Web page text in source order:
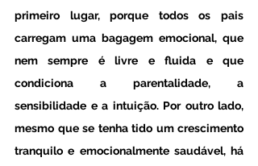
primeiro lugar, porque todos os pais
carregam uma bagagem emocional, que
nem sempre é livre e fluida e que
condiciona a parentalidade, a
sensibilidade e a intuição. Por outro lado,
mesmo que se tenha tido um crescimento
tranquilo e emocionalmente saudável, há